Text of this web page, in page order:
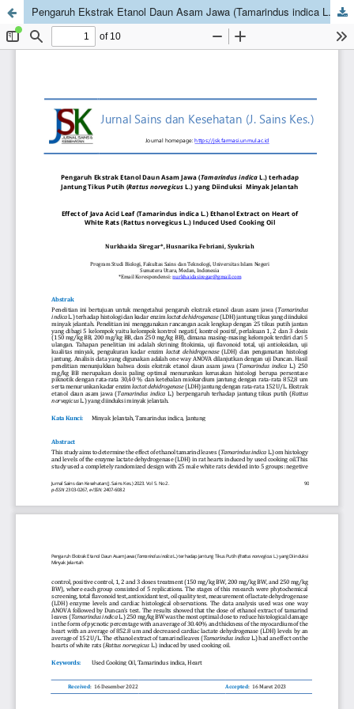
Pengaruh Ekstrak Etanol Daun Asam Jawa (Tamarindus indica L.) terhadap Jantung Tikus Putih (Rattus norvegicus L.) yang Diinduksi Minyak Jelantah